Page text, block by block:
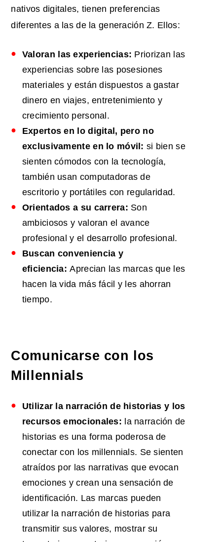
nativos digitales, tienen preferencias
diferentes a las de la generación Z. Ellos:
Valoran las experiencias: Priorizan las
experiencias sobre las posesiones
materiales y están dispuestos a gastar
dinero en viajes, entretenimiento y
crecimiento personal.
Expertos en lo digital, pero no
exclusivamente en lo móvil: si bien se
sienten cómodos con la tecnología,
también usan computadoras de
escritorio y portátiles con regularidad.
Orientados a su carrera: Son
ambiciosos y valoran el avance
profesional y el desarrollo profesional.
Buscan conveniencia y
eficiencia: Aprecian las marcas que les
hacen la vida más fácil y les ahorran
tiempo.
Comunicarse con los
Millennials
Utilizar la narración de historias y los
recursos emocionales: la narración de
historias es una forma poderosa de
conectar con los millennials. Se sienten
atraídos por las narrativas que evocan
emociones y crean una sensación de
identificación. Las marcas pueden
utilizar la narración de historias para
transmitir sus valores, mostrar su